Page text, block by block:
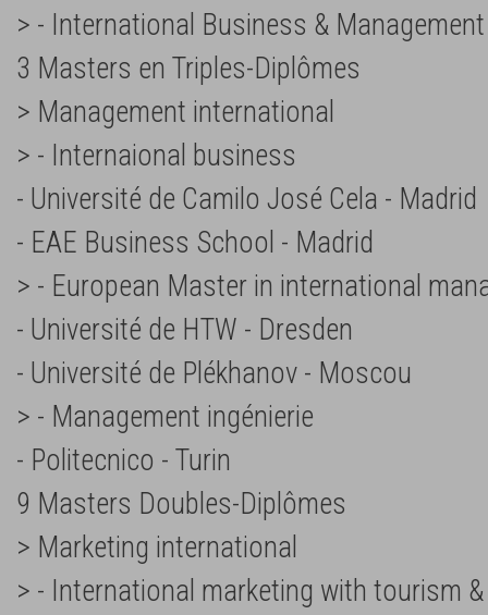
> - International Business & Management
3 Masters en Triples-Diplômes
> Management international
> - Internaional business
- Université de Camilo José Cela - Madrid
- EAE Business School - Madrid
> - European Master in international
- Université de HTW - Dresden
- Université de Plékhanov - Moscou
> - Management ingénierie
- Politecnico - Turin
9 Masters Doubles-Diplômes
> Marketing international
> - International marketing with tourism